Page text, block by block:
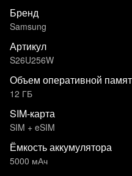
Бренд
Samsung
Артикул
S26U256W
Объем оперативной
12 ГБ
SIM-карта
SIM + eSIM
Ёмкость аккумулятора
5000 мАч